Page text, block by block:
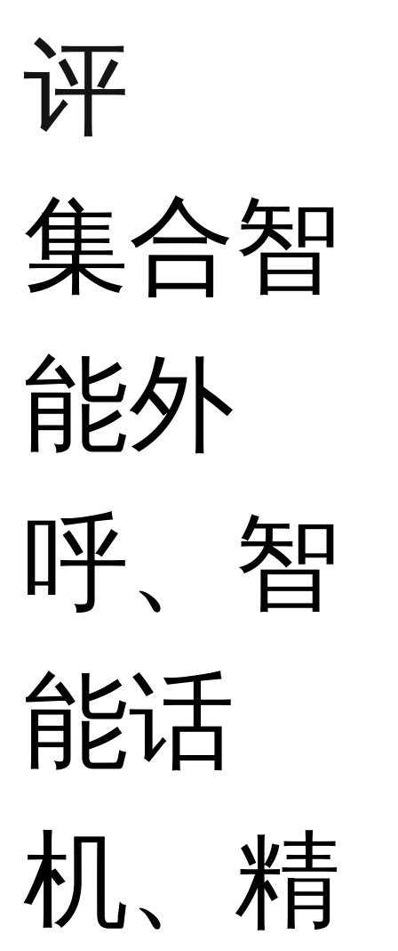
评
集合智
能外
呼、智
能话
机、精